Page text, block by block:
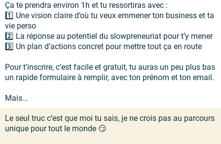
Ça te prendra environ 1h et tu ressortiras avec :
1️⃣ Une vision claire d’où tu veux emmener ton business et ta
vie perso
2️⃣ La réponse au potentiel du slowpreneuriat pour t’y mener
3️⃣ Un plan d’actions concret pour mettre tout ça en route
Pour t’inscrire, c’est facile et gratuit, tu auras un peu plus bas
un rapide formulaire à remplir, avec ton prénom et ton email.
Mais...
Le seul truc c’est que moi tu sais, je ne crois pas au parcours
unique pour tout le monde 😏